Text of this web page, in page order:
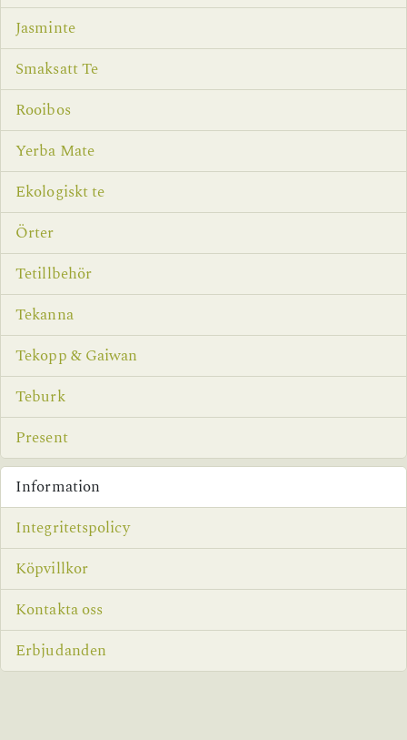
Jasminte
Smaksatt Te
Rooibos
Yerba Mate
Ekologiskt te
Örter
Tetillbehör
Tekanna
Tekopp & Gaiwan
Teburk
Present
Information
Integritetspolicy
Köpvillkor
Kontakta oss
Erbjudanden